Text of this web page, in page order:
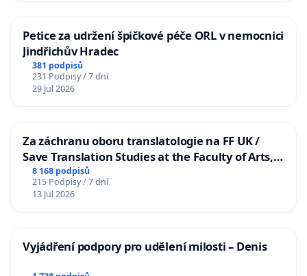
Petice za udržení špičkové péče ORL v nemocnici
Jindřichův Hradec
381 podpisů
231 Podpisy / 7 dní
29 Jul 2026
Za záchranu oboru translatologie na FF UK /
Save Translation Studies at the Faculty of Arts,
Charles University
8 168 podpisů
215 Podpisy / 7 dní
13 Jul 2026
Vyjádření podpory pro udělení milosti – Denis